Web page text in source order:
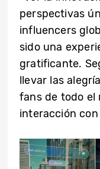
perspectivas
influencers
sido una
gratificante.
llevar las
fans de todo el
interacción con